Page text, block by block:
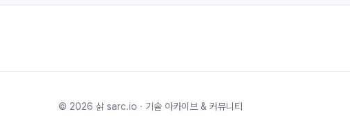
© 2026 삵 sarc.io · 기술 아카이브 & 커뮤니티